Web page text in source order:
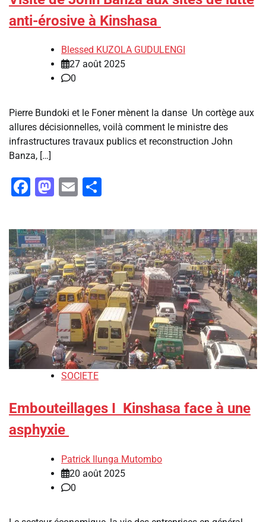
anti-érosive à Kinshasa
Blessed KUZOLA GUDULENGI
27 août 2025
0
Pierre Bundoki et le Foner mènent la danse Un cortège aux
allures décisionnelles, voilà comment le ministre des
infrastructures travaux publics et reconstruction John
Banza, […]
Facebook
Mastodon
Email
SOCIETE
Embouteillages I Kinshasa face à une
asphyxie
Patrick Ilunga Mutombo
20 août 2025
0